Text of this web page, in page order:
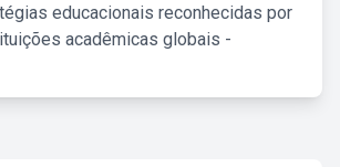
educacionais reconhecidas por
acadêmicas globais -